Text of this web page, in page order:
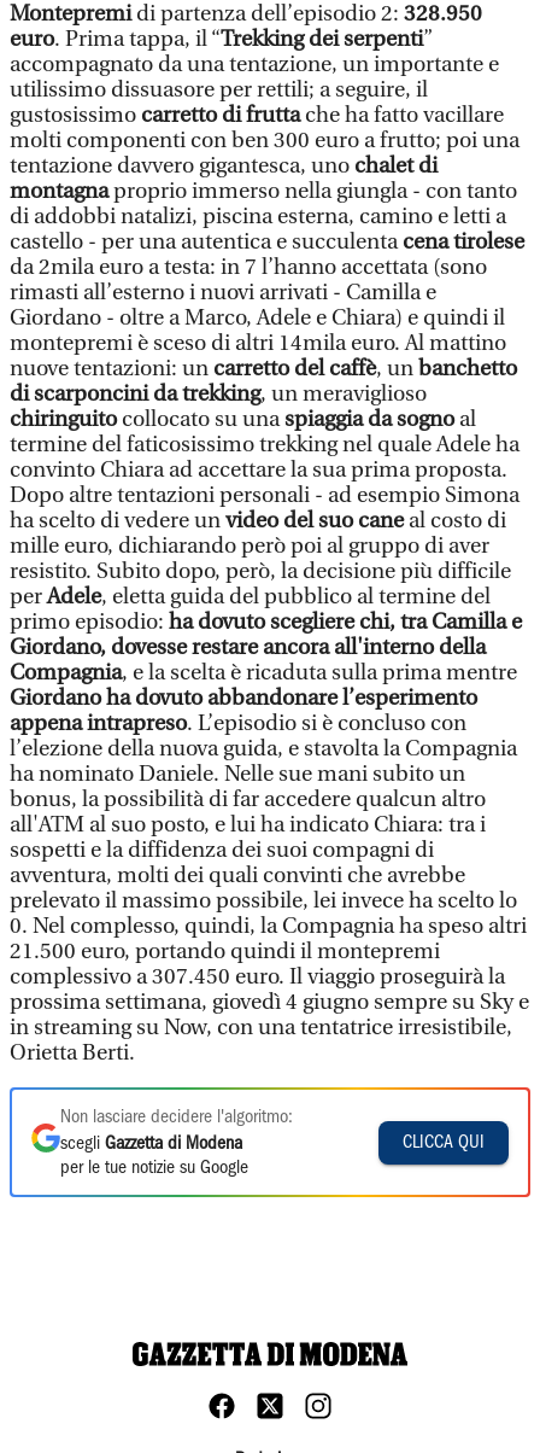
Montepremidi partenza dell’episodio 2: 328.950
euro. Prima tappa, il “Trekking dei serpenti”
accompagnato da una tentazione, un importante e
utilissimo dissuasore per rettili; a seguire, il
gustosissimo carretto di fruttache ha fatto vacillare
molti componenti con ben 300 euro a frutto; poi una
tentazione davvero gigantesca, uno chalet di
montagnaproprio immerso nella giungla - con tanto
di addobbi natalizi, piscina esterna, camino e letti a
castello - per una autentica e succulentacena tirolese
da 2mila euro a testa: in 7 l’hanno accettata (sono
rimasti all’esterno i nuovi arrivati - Camilla e
Giordano - oltre a Marco, Adele e Chiara) e quindi il
montepremi è sceso di altri 14mila euro. Al mattino
nuove tentazioni: un carretto del caffè, un banchetto
di scarponcini da trekking, un meraviglioso
chiringuitocollocato su unaspiaggia da sognoal
termine del faticosissimo trekking nel quale Adele ha
convinto Chiara ad accettare la sua prima proposta.
Dopo altre tentazioni personali - ad esempio Simona
ha scelto di vedere unvideo del suo caneal costo di
mille euro, dichiarando però poi al gruppo di aver
resistito. Subito dopo, però, la decisione più difficile
perAdele, eletta guida del pubblico al termine del
primo episodio: ha dovuto scegliere chi, tra Camilla e
Giordano, dovesse restare ancora all'interno della
Compagnia, e la scelta è ricaduta sulla prima mentre
Giordano ha dovuto abbandonare l’esperimento
appena intrapreso. L’episodio si è concluso con
l’elezione della nuova guida, e stavolta la Compagnia
ha nominato Daniele. Nelle sue mani subito un
bonus, la possibilità di far accedere qualcun altro
all'ATM al suo posto, e lui ha indicato Chiara: tra i
sospetti e la diffidenza dei suoi compagni di
avventura, molti dei quali convinti che avrebbe
prelevato il massimo possibile, lei invece ha scelto lo
0. Nel complesso, quindi, la Compagnia ha speso altri
21.500 euro, portando quindi il montepremi
complessivo a 307.450 euro. Il viaggio proseguirà la
prossima settimana, giovedì 4 giugno sempre su Sky e
in streaming su Now, con una tentatrice irresistibile,
Orietta Berti.
Non lasciare decidere l'algoritmo:
scegli Gazzetta di Modena
per le tue notizie su Google
CLICCA QUI